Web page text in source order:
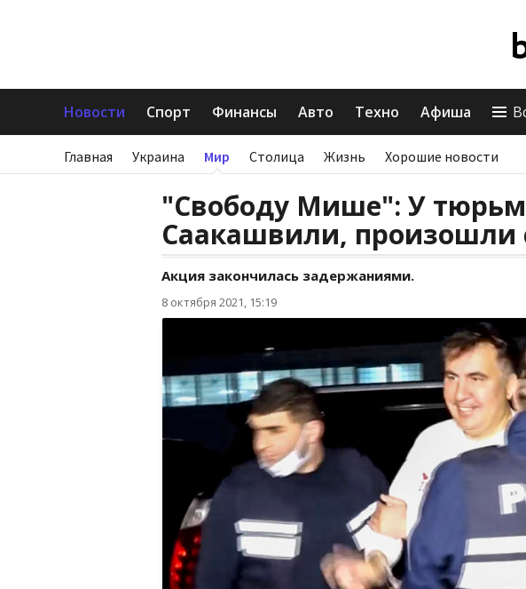
Новости Спорт Финансы Авто Техно Афиша
Главная Украина Мир Столица Жизнь Хорошие новости
"Свободу Мише": У
Саакашвили, произошли
Акция закончилась задержаниями.
8 октября 2021, 15:19